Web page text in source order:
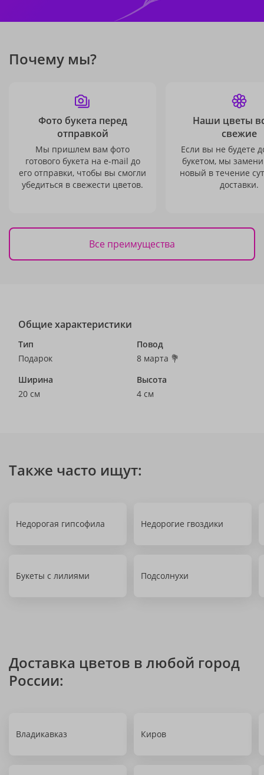
Почему мы?
Фото букета перед
отправкой
Мы пришлем вам фото
готового букета на e-mail до
его отправки, чтобы вы смогли
убедиться в свежести цветов.
Наши цветы
свежие
Если вы не будете
букетом, мы
новый в течение
доставки.
Все преимущества
Общие характеристики
Тип
Подарок
Повод
8 марта 💐
Ширина
20 см
Высота
4 см
Также часто ищут:
Недорогая гипсофила Недорогие гвоздики
Букеты с лилиями Подсолнухи
Доставка цветов в любой город
России:
Владикавказ Киров